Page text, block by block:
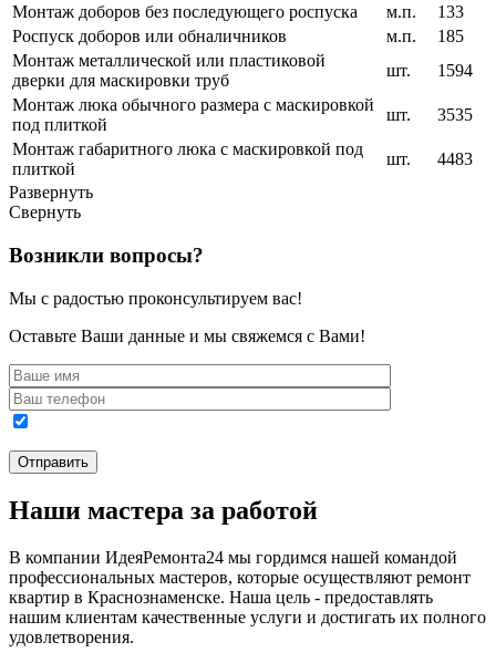
Монтаж доборов без последующего роспуска м.п.
133
Роспуск доборов или обналичников
м.п.
185
Монтаж металлической или пластиковой
дверки для маскировки труб
шт.
1594
Монтаж люка обычного размера с маскировкой
под плиткой
шт.
3535
Монтаж габаритного люка с маскировкой под
плиткой
шт.
4483
Развернуть
Свернуть
Возникли вопросы?
Мы с радостью проконсультируем вас!
Оставьте Ваши данные и мы свяжемся с Вами!
Наши мастера за работой
В компании ИдеяРемонта24 мы гордимся нашей командой
профессиональных мастеров, которые осуществляют ремонт
квартир в Краснознаменске. Наша цель - предоставлять
нашим клиентам качественные услуги и достигать их полного
удовлетворения.